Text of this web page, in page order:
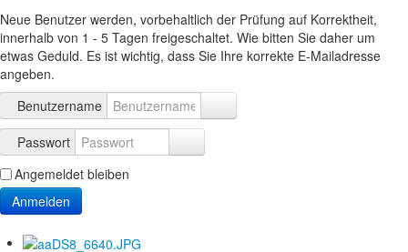
Neue Benutzer werden, vorbehaltlich der Prüfung auf Korrektheit,
innerhalb von 1 - 5 Tagen freigeschaltet. Wie bitten Sie daher um
etwas Geduld. Es ist wichtig, dass Sie Ihre korrekte E-Mailadresse
angeben.
Benutzername
Passwort
Angemeldet bleiben
Anmelden